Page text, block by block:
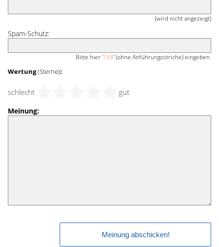
(wird nicht angezeigt)
Spam-Schutz:
Bitte hier '168' (ohne Anführungsstriche) eingeben.
Wertung(Sterne):
schlecht gut
Meinung: